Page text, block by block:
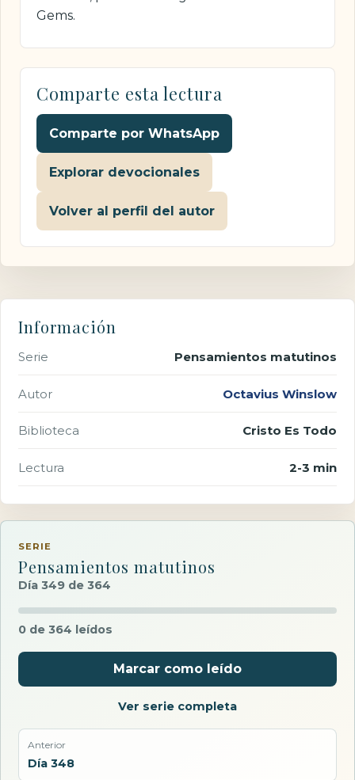
Gems.
Comparte esta lectura
Comparte por WhatsApp
Explorar devocionales
Volver al perfil del autor
Información
Serie Pensamientos matutinos
Autor Octavius Winslow
Biblioteca Cristo Es Todo
Lectura 2-3 min
SERIE
Pensamientos matutinos
Día 349 de 364
0 de 364 leídos
Marcar como leído
Ver serie completa
Anterior
Día 348